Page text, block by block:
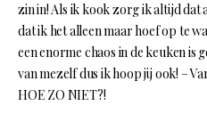
zin in! Als ik kook zorg ik altijd dat
dat ik het alleen maar hoef op te
een enorme chaos in de keuken is
van mezelf dus ik hoop jij ook! –
HOE ZO NIET?!